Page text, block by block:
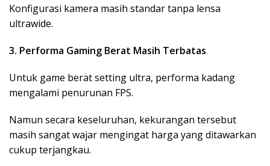
Konfigurasi kamera masih standar tanpa lensa
ultrawide.
3. Performa Gaming Berat Masih Terbatas
Untuk game berat setting ultra, performa kadang
mengalami penurunan FPS.
Namun secara keseluruhan, kekurangan tersebut
masih sangat wajar mengingat harga yang ditawarkan
cukup terjangkau.